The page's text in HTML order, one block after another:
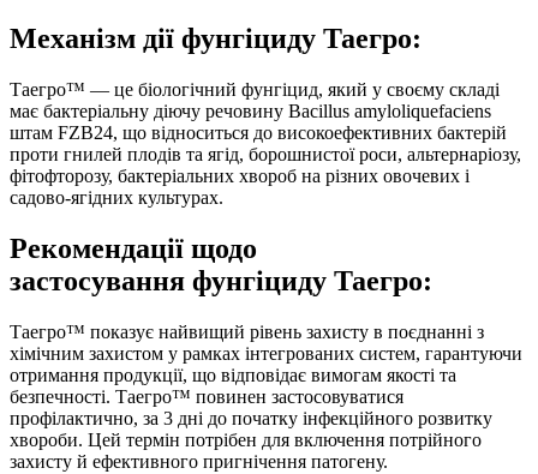
Механізм дії фунгіциду Таегро:
Таегро™ — це біологічний фунгіцид, який у своєму складі
має бактеріальну діючу речовину Bacillus amyloliquefaciens
штам FZB24, що відноситься до високоефективних бактерій
проти гнилей плодів та ягід, борошнистої роси, альтернаріозу,
фітофторозу, бактеріальних хвороб на різних овочевих і
садово-ягідних культурах.
Рекомендації щодо
застосування фунгіциду Таегро:
Таегро™ показує найвищий рівень захисту в поєднанні з
хімічним захистом у рамках інтегрованих систем, гарантуючи
отримання продукції, що відповідає вимогам якості та
безпечності. Таегро™ повинен застосовуватися
профілактично, за 3 дні до початку інфекційного розвитку
хвороби. Цей термін потрібен для включення потрійного
захисту й ефективного пригнічення патогену.